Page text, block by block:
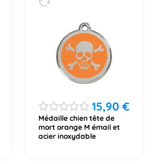
15,90€
Médaille chien tête de
mort orange M émail et
acier inoxydable